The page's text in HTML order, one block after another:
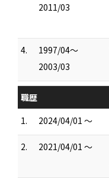
2011/03
4.
1997/04～
2003/03
職歴
1.
2024/04/01 ～
2. 2021/04/01 ～